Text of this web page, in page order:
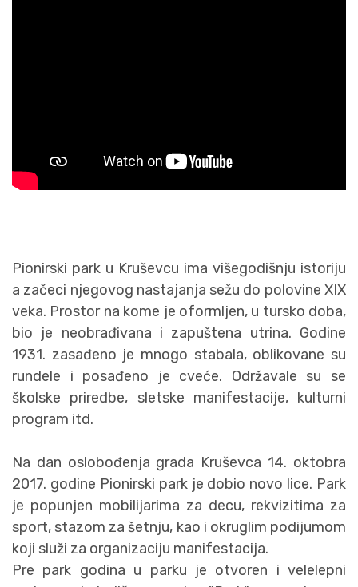
Pionirski park u Kruševcu ima višegodišnju istoriju
a začeci njegovog nastajanja sežu do polovine XIX
veka. Prostor na kome je oformljen, u tursko doba,
bio je neobrađivana i zapuštena utrina. Godine
1931. zasađeno je mnogo stabala, oblikovane su
rundele i posađeno je cveće. Održavale su se
školske priredbe, sletske manifestacije, kulturni
program itd.
Na dan oslobođenja grada Kruševca 14. oktobra
2017. godine Pionirski park je dobio novo lice. Park
je popunjen mobilijarima za decu, rekvizitima za
sport, stazom za šetnju, kao i okruglim podijumom
koji služi za organizaciju manifestacija.
Pre park godina u parku je otvoren i velelepni